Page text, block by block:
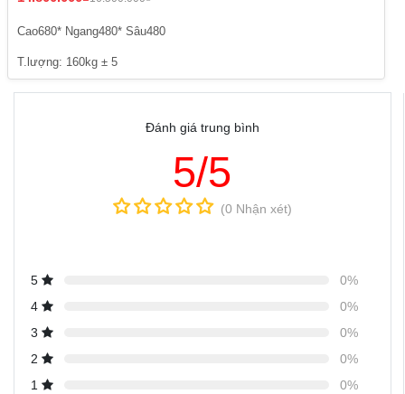
Cao680* Ngang480* Sâu480
T.lượng: 160kg ± 5
Đánh giá trung bình
5/5
(0 Nhận xét)
5
0%
4
0%
3
0%
2
0%
1
0%